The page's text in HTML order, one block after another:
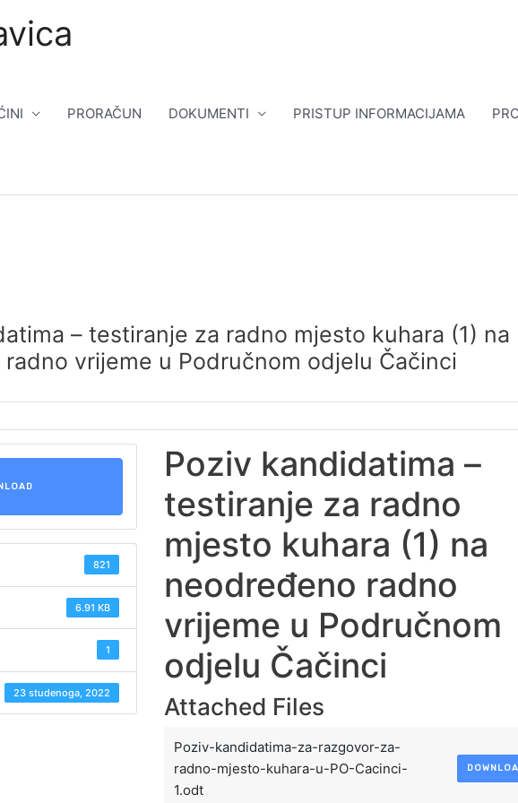
PRORAČUN DOKUMENTI PRISTUP INFORMACIJAMA
– testiranje za radno mjesto kuhara (1) na
vrijeme u Područnom odjelu Čačinci
821
6.91 KB
1
23 studenoga, 2022
Poziv kandidatima –
testiranje za radno
mjesto kuhara (1) na
neodređeno radno
vrijeme u Područnom
odjelu Čačinci
Attached Files
Poziv-kandidatima-za-razgovor-za-
radno-mjesto-kuhara-u-PO-Cacinci-
1.odt